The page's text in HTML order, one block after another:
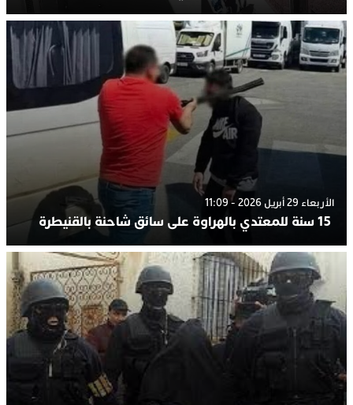
الأربعاء 29 أبريل 2026 - 11:09